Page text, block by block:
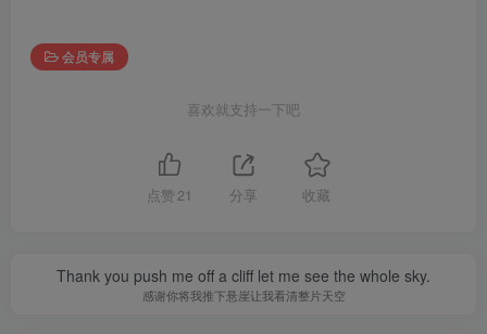
会员专属
喜欢就支持一下吧
点赞 21 分享 收藏
Thank you push me off a cliff let me see the whole sky.
感谢你将我推下悬崖让我看清整片天空